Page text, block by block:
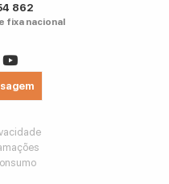
862
fixa nacional